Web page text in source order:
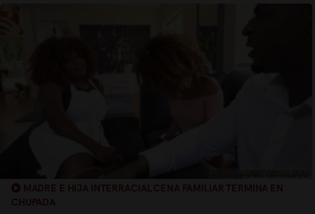
MADRE E HIJA INTERRACIAL CENA FAMILIAR TERMINA EN
CHUPADA